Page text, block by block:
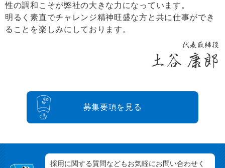
性の調和こそが弊社の大きな力になっています。
明るく素直でチャレンジ精神旺盛な方と共に仕事ができ
ることを楽しみにしております。
募集要項を見る
採用に関する質問などもお気軽にお問い合わせく